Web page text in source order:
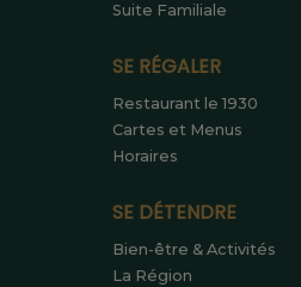
Suite Familiale
SE RÉGALER
Restaurant le 1930
Cartes et Menus
Horaires
SE DÉTENDRE
Bien-être & Activités
La Région